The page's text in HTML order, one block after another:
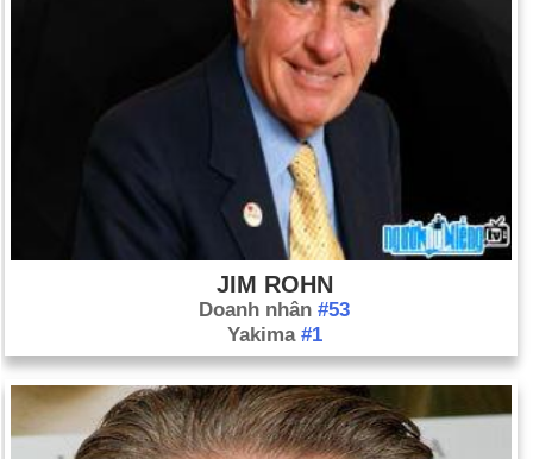
JIM ROHN
Doanh nhân #53
Yakima #1